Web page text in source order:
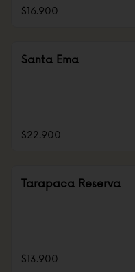
$16.900
Santa Ema
$22.900
Tarapaca Reserva
$13.900